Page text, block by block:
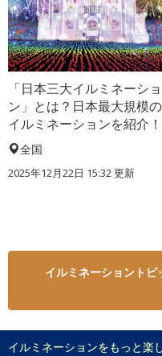
「日本三大イルミネーショ
ン」とは？日本最大規模の
イルミネーションを紹介！
全国
2025年12月22日 15:32 更新
イルミネーショント
イルミネーションをもっと楽